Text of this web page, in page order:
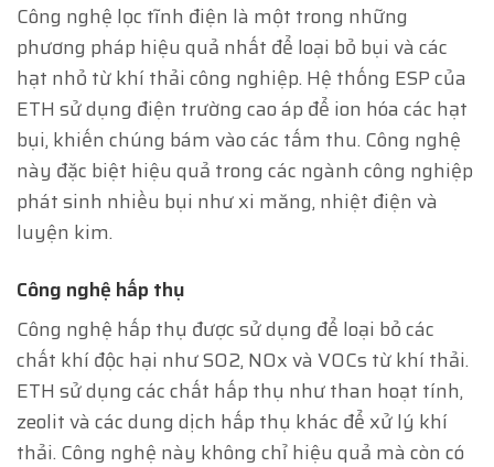
Công nghệ lọc tĩnh điện là một trong những
phương pháp hiệu quả nhất để loại bỏ bụi và các
hạt nhỏ từ khí thải công nghiệp. Hệ thống ESP của
ETH sử dụng điện trường cao áp để ion hóa các hạt
bụi, khiến chúng bám vào các tấm thu. Công nghệ
này đặc biệt hiệu quả trong các ngành công nghiệp
phát sinh nhiều bụi như xi măng, nhiệt điện và
luyện kim.
Công nghệ hấp thụ
Công nghệ hấp thụ được sử dụng để loại bỏ các
chất khí độc hại như SO2, NOx và VOCs từ khí thải.
ETH sử dụng các chất hấp thụ như than hoạt tính,
zeolit và các dung dịch hấp thụ khác để xử lý khí
thải. Công nghệ này không chỉ hiệu quả mà còn có